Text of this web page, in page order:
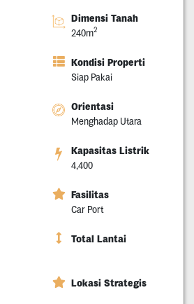
Dimensi Tanah
240m2
Kondisi Properti
Siap Pakai
Orientasi
Menghadap Utara
Kapasitas Listrik
4,400
Fasilitas
Car Port
Total Lantai
Lokasi Strategis